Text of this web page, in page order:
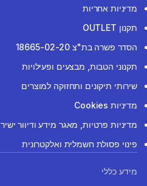
מדיניות אחריות
תקנון OUTLET
הסדר פשרה בת"צ 18665-02-20
תקנוני הטבות, מבצעים ופעילויות
שירותי תיקונים ותחזוקה למוצרים
מדיניות Cookies
מדיניות פרטיות, מאגר מידע ודיוור ישיר
פינוי פסולת חשמלית ואלקטרונית
מידע כללי